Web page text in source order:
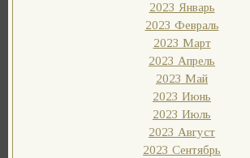
2023 Январь
2023 Февраль
2023 Март
2023 Апрель
2023 Май
2023 Июнь
2023 Июль
2023 Август
2023 Сентябрь